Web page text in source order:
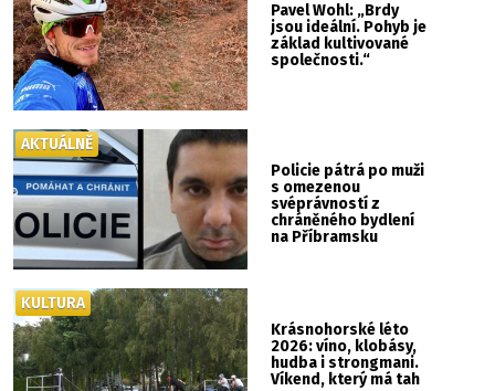
Pavel Wohl: „Brdy
jsou ideální. Pohyb je
základ kultivované
společnosti.“
Policie pátrá po muži
s omezenou
svéprávností z
chráněného bydlení
na Příbramsku
AKTUÁLNĚ
Krásnohorské léto
2026: víno, klobásy,
hudba i strongmani.
Víkend, který má tah
KULTURA